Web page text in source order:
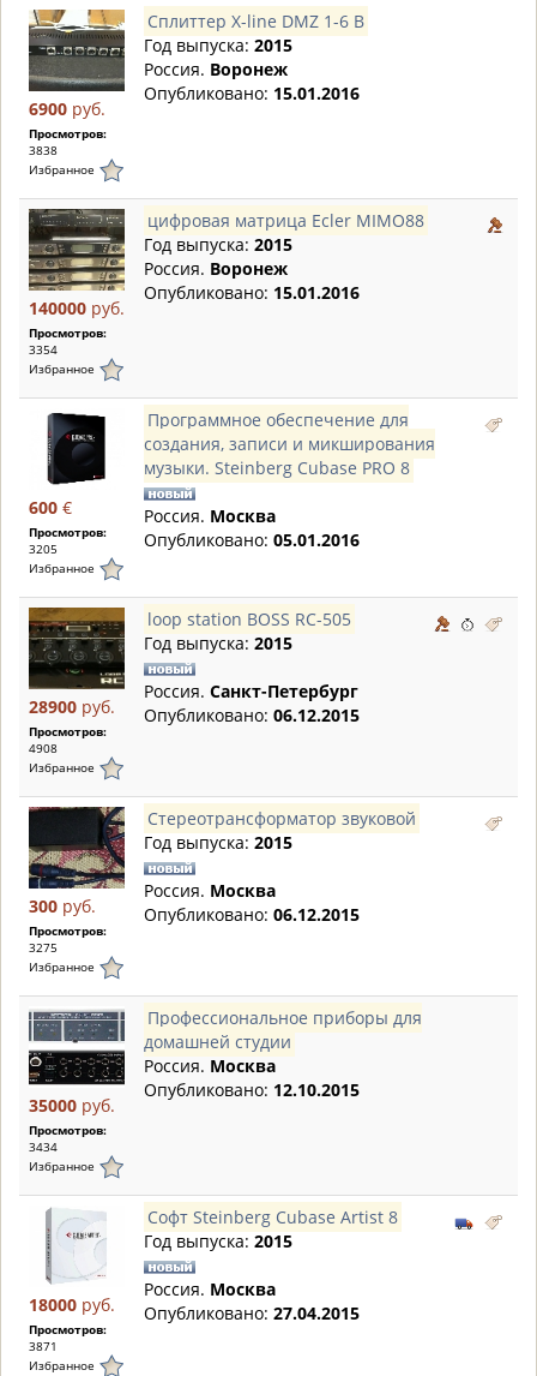
6900 руб.
Просмотров:
3838
Избранное
Сплиттер X-line DMZ 1-6 B
Год выпуска: 2015
Россия. Воронеж
Опубликовано: 15.01.2016
140000 руб.
Просмотров:
3354
Избранное
цифровая матрица Ecler MIMO88
Год выпуска: 2015
Россия. Воронеж
Опубликовано: 15.01.2016
600 €
Просмотров:
3205
Избранное
Программное обеспечение для
создания, записи и микширования
музыки. Steinberg Cubase PRO 8
Россия. Москва
Опубликовано: 05.01.2016
28900 руб.
Просмотров:
4908
Избранное
loop station BOSS RC-505
Год выпуска: 2015
Россия. Санкт-Петербург
Опубликовано: 06.12.2015
300 руб.
Просмотров:
3275
Избранное
Cтереотрансформатор звуковой
Год выпуска: 2015
Россия. Москва
Опубликовано: 06.12.2015
35000 руб.
Просмотров:
3434
Избранное
Профессиональное приборы для
домашней студии
Россия. Москва
Опубликовано: 12.10.2015
18000 руб.
Просмотров:
3871
Избранное
Софт Steinberg Cubase Artist 8
Год выпуска: 2015
Россия. Москва
Опубликовано: 27.04.2015